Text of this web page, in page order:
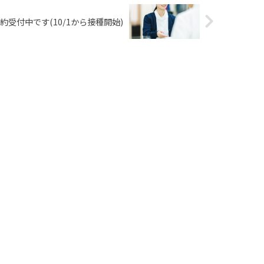
受付中です(10/1から接種開始)